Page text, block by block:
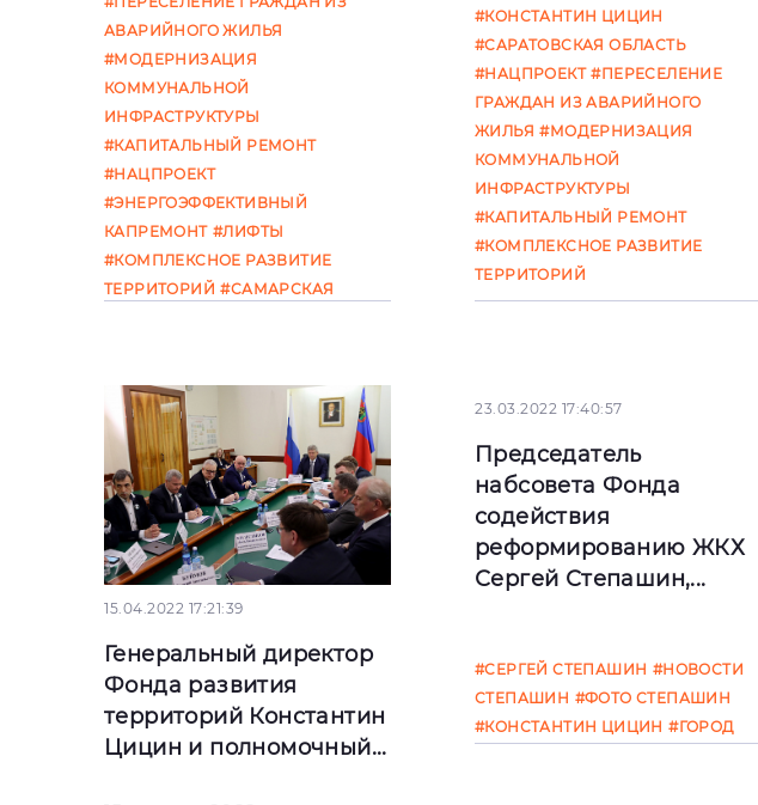
попечительского совета
публично-правовой
компании «Фонд развития
т
АВАРИЙНОГО ЖИЛЬЯ
#МОДЕРНИЗАЦИЯ
КОММУНАЛЬНОЙ
ИНФРАСТРУКТУРЫ
#КАПИТАЛЬНЫЙ РЕМОНТ
#НАЦПРОЕКТ
#ЭНЕРГОЭФФЕКТИВНЫЙ
КАПРЕМОНТ #ЛИФТЫ
#КОМПЛЕКСНОЕ РАЗВИТИЕ
ТЕРРИТОРИЙ #САМАРСКАЯ
попечительского совета
публично-правовой
компании «Фонд развития
террито
#КОНСТАНТИН ЦИЦИН
#САРАТОВСКАЯ ОБЛАСТЬ
#НАЦПРОЕКТ #ПЕРЕСЕЛЕНИЕ
ГРАЖДАН ИЗ АВАРИЙНОГО
ЖИЛЬЯ #МОДЕРНИЗАЦИЯ
КОММУНАЛЬНОЙ
ИНФРАСТРУКТУРЫ
#КАПИТАЛЬНЫЙ РЕМОНТ
#КОМПЛЕКСНОЕ РАЗВИТИЕ
ТЕРРИТОРИЙ
15.04.2022 17:21:39
Генеральный директор
Фонда развития
территорий Константин
Цицин и полномочный...
23.03.2022 17:40:57
Председатель
набсовета Фонда
содействия
реформированию ЖКХ
Сергей Степашин,...
года, председатель
наблюдательного совета
государственной
#СЕРГЕЙ СТЕПАШИН #НОВОСТИ
СТЕПАШИН #ФОТО СТЕПАШИН
#КОНСТАНТИН ЦИЦИН #ГОРОД